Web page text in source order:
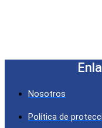
Nosotros
Política de